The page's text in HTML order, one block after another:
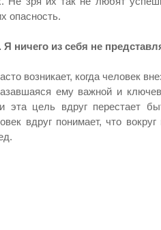
опасность.
ничего из себя не
возникает, когда человек
ему важной и
эта цель вдруг перестает
вдруг понимает, что вокруг